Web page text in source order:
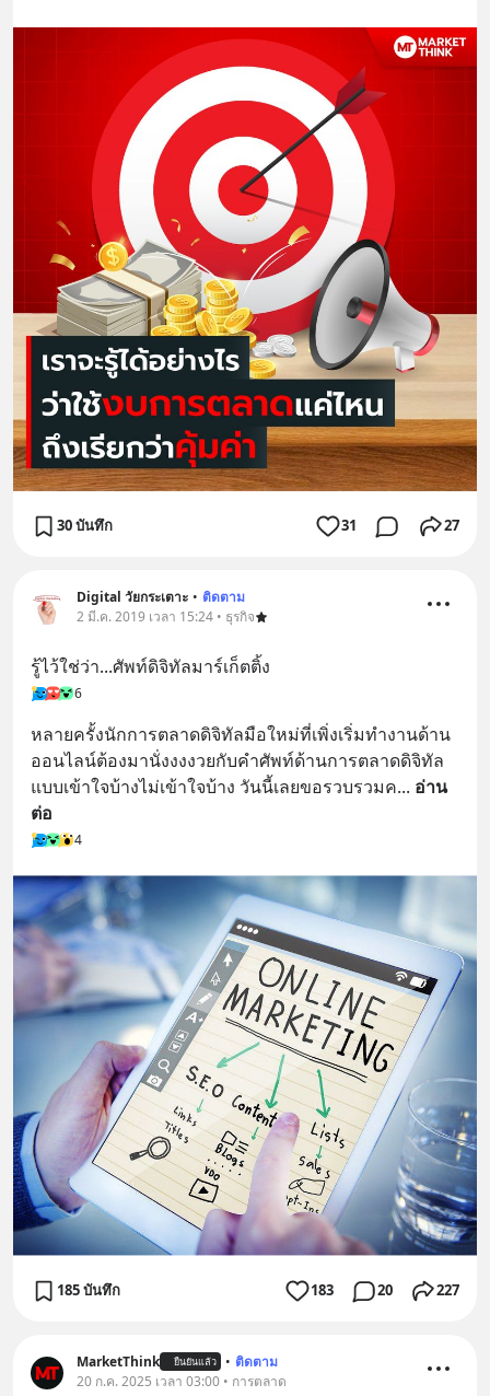
30 บันทึก 31 27
Digital วัยกระเตาะ • ติดตาม
2 มี.ค. 2019 เวลา 15:24 • ธุรกิจ
รู้ไว้ใช่ว่า...ศัพท์ดิจิทัลมาร์เก็ตติ้ง
6
หลายครั้งนักการตลาดดิจิทัลมือใหม่ที่เพิ่งเริ่มทำงานด้าน
ออนไลน์ต้องมานั่งงงงวยกับคำศัพท์ด้านการตลาดดิจิทัล
แบบเข้าใจบ้างไม่เข้าใจบ้าง วันนี้เลยขอรวบรวมค... อ่าน
ต่อ
4
185 บันทึก 183 20 227
MarketThink ยืนยันแล้ว • ติดตาม
20 ก.ค. 2025 เวลา 03:00 • การตลาด